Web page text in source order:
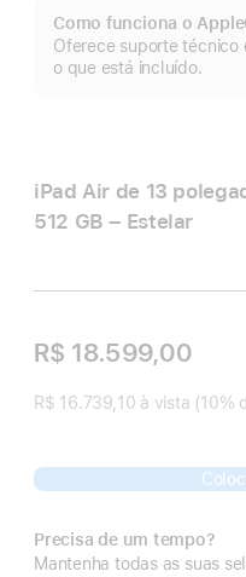
Como funciona o
Oferece suporte técnico
o que está incluído.
iPad Air de 13
512 GB – Estelar
R$ 18.599,00
R$ 16.739,10 à vista (10%
Precisa de um tempo?
Mantenha todas as suas